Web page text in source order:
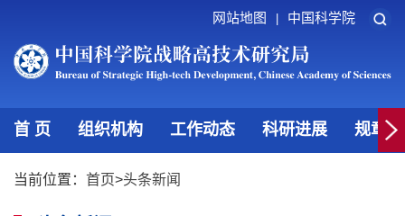
网站地图 中国科学院
首 页 组织机构 工作动态 科研进展 规章
当前位置： 首页>头条新闻